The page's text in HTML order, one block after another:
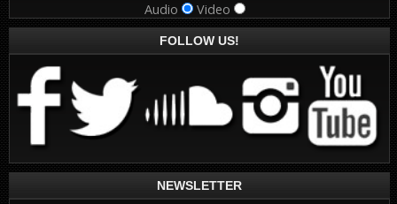
Audio Video
FOLLOW US!
NEWSLETTER